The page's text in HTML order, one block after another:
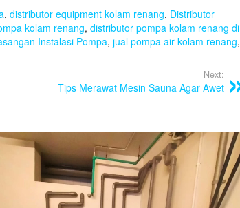
, distributor equipment kolam renang, Distributor
kolam renang, distributor pompa kolam renang di
Instalasi Pompa, jual pompa air kolam renang,
Next:
Tips Merawat Mesin Sauna Agar Awet